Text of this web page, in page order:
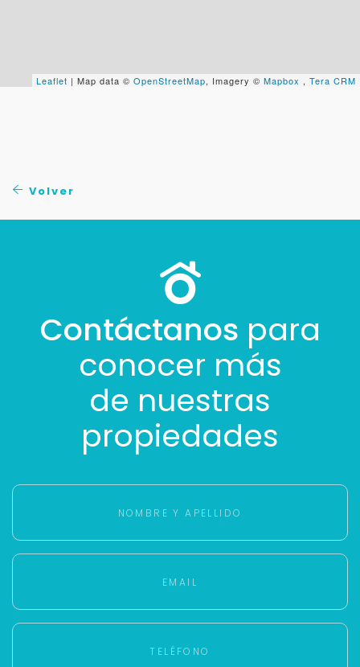
Leaflet | Map data © OpenStreetMap, Imagery © Mapbox , Tera CRM
Volver
Contáctanos para
conocer más
de nuestras
propiedades
Tus datos están seguros
No compartimos tu información ni enviamos spam.
Cancelar
Buscamos darte la mejor experiencia.
Con estos datos podemos responderte mejor y